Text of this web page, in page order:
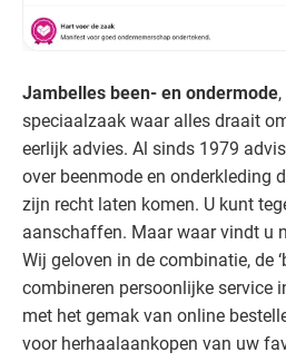
Jambelles been- en ondermode
speciaalzaak waar alles draait
eerlijk advies. Al sinds 1979
over beenmode en onderkleding
zijn recht laten komen. U kunt
aanschaffen. Maar waar vindt u
Wij geloven in de combinatie, de
combineren persoonlijke service
met het gemak van online
voor herhaalaankopen van uw